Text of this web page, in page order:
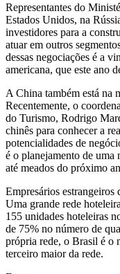
Representantes do
Estados Unidos, na
investidores para a
atuar em outros
dessas negociações é a
americana, que este ano
A China também está na
Recentemente, o
do Turismo, Rodrigo
chinês para conhecer a
potencialidades de
é o planejamento de uma
até meados do próximo
Empresários estrangeiros
Uma grande rede
155 unidades hoteleiras
de 75% no número de
própria rede, o Brasil é o
terceiro maior da rede.